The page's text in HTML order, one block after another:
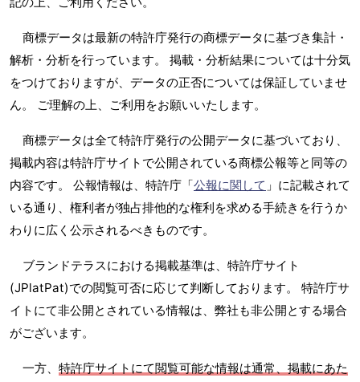
商標データは最新の特許庁発行の商標データに基づき集計・
解析・分析を行っています。 掲載・分析結果については十分気
をつけておりますが、データの正否については保証していませ
ん。 ご理解の上、ご利用をお願いいたします。
商標データは全て特許庁発行の公開データに基づいており、
掲載内容は特許庁サイトで公開されている商標公報等と同等の
内容です。 公報情報は、特許庁「公報に関して 」に記載されて
いる通り、権利者が独占排他的な権利を求める手続きを行うか
わりに広く公示されるべきものです。
ブランドテラスにおける掲載基準は、特許庁サイト
(JPlatPat)での閲覧可否に応じて判断しております。 特許庁サ
イトにて非公開とされている情報は、弊社も非公開とする場合
がございます。
一方、 特許庁サイトにて閲覧可能な情報は通常、掲載にあた